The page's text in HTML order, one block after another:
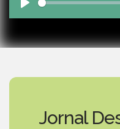
Play
Jornal